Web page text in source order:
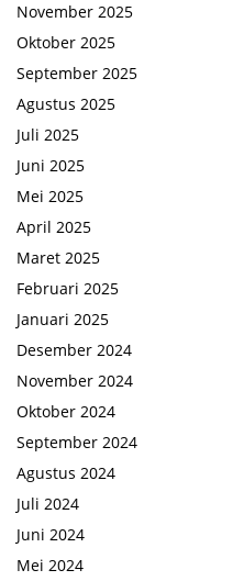
November 2025
Oktober 2025
September 2025
Agustus 2025
Juli 2025
Juni 2025
Mei 2025
April 2025
Maret 2025
Februari 2025
Januari 2025
Desember 2024
November 2024
Oktober 2024
September 2024
Agustus 2024
Juli 2024
Juni 2024
Mei 2024